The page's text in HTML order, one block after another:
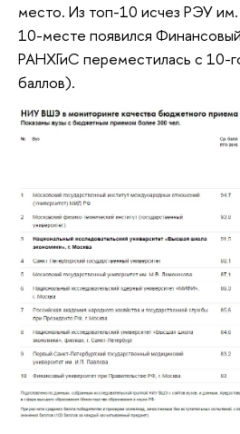
место. Из топ-10 исчез РЭУ им.
10-месте появился
РАНХГиС переместилась с 10-
баллов).